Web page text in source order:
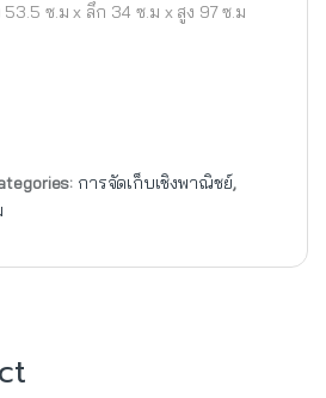
ซ.ม x ลึก 34 ซ.ม x สูง 97 ซ.ม
การจัดเก็บเชิงพาณิชย์,